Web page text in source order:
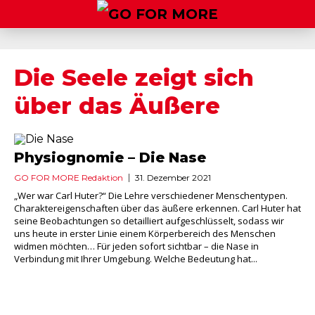
Die Seele zeigt sich
über das Äußere
Physiognomie – Die Nase
GO FOR MORE Redaktion 31. Dezember 2021
„Wer war Carl Huter?“ Die Lehre verschiedener Menschentypen.
Charaktereigenschaften über das äußere erkennen. Carl Huter hat
seine Beobachtungen so detailliert aufgeschlüsselt, sodass wir
uns heute in erster Linie einem Körperbereich des Menschen
widmen möchten… Für jeden sofort sichtbar – die Nase in
Verbindung mit Ihrer Umgebung. Welche Bedeutung hat...